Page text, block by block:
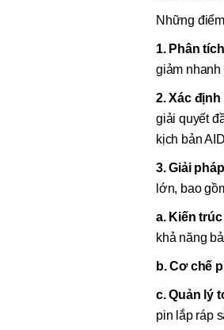
Những
1. Phân
giảm nhanh
2. Xác
giải quyết
kịch bản
3. Giải
lớn, bao
a. Kiến
khả năng
b. Cơ chế
c. Quản lý
pin lắp ráp